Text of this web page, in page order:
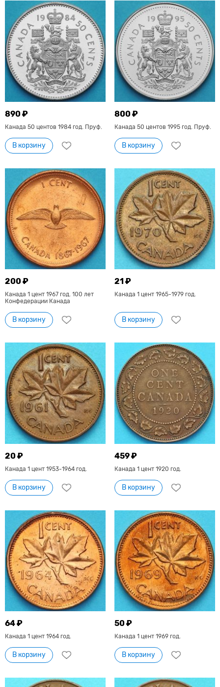
890 ₽
Канада 50 центов 1984 год. Пруф.
В корзину
800 ₽
Канада 50 центов 1995 год. Пруф.
В корзину
200 ₽
Канада 1 цент 1967 год. 100 лет
Конфедерации Канада
В корзину
21 ₽
Канада 1 цент 1965-1979 год.
В корзину
20 ₽
Канада 1 цент 1953-1964 год.
В корзину
459 ₽
Канада 1 цент 1920 год.
В корзину
64 ₽
Канада 1 цент 1964 год.
В корзину
50 ₽
Канада 1 цент 1969 год.
В корзину